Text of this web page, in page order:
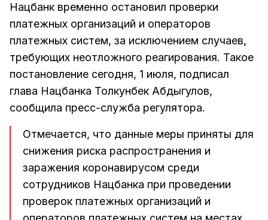
Нацбанк временно остановил проверки
платежных организаций и операторов
платежных систем, за исключением случаев,
требующих неотложного реагирования. Такое
постановление сегодня, 1 июля, подписал
глава Нацбанка Толкунбек Абдыгулов,
сообщила пресс-служба регулятора.
Отмечается, что данные меры приняты для
снижения риска распространения и
заражения коронавирусом среди
сотрудников Нацбанка при проведении
проверок платежных организаций и